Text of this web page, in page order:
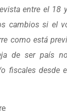
entre el 18
cambios si el
como está
de ser país
fiscales desde